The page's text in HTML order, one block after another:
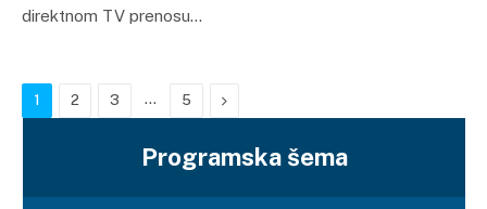
direktnom TV prenosu…
1 2 3 … 5 Next
Programska šema